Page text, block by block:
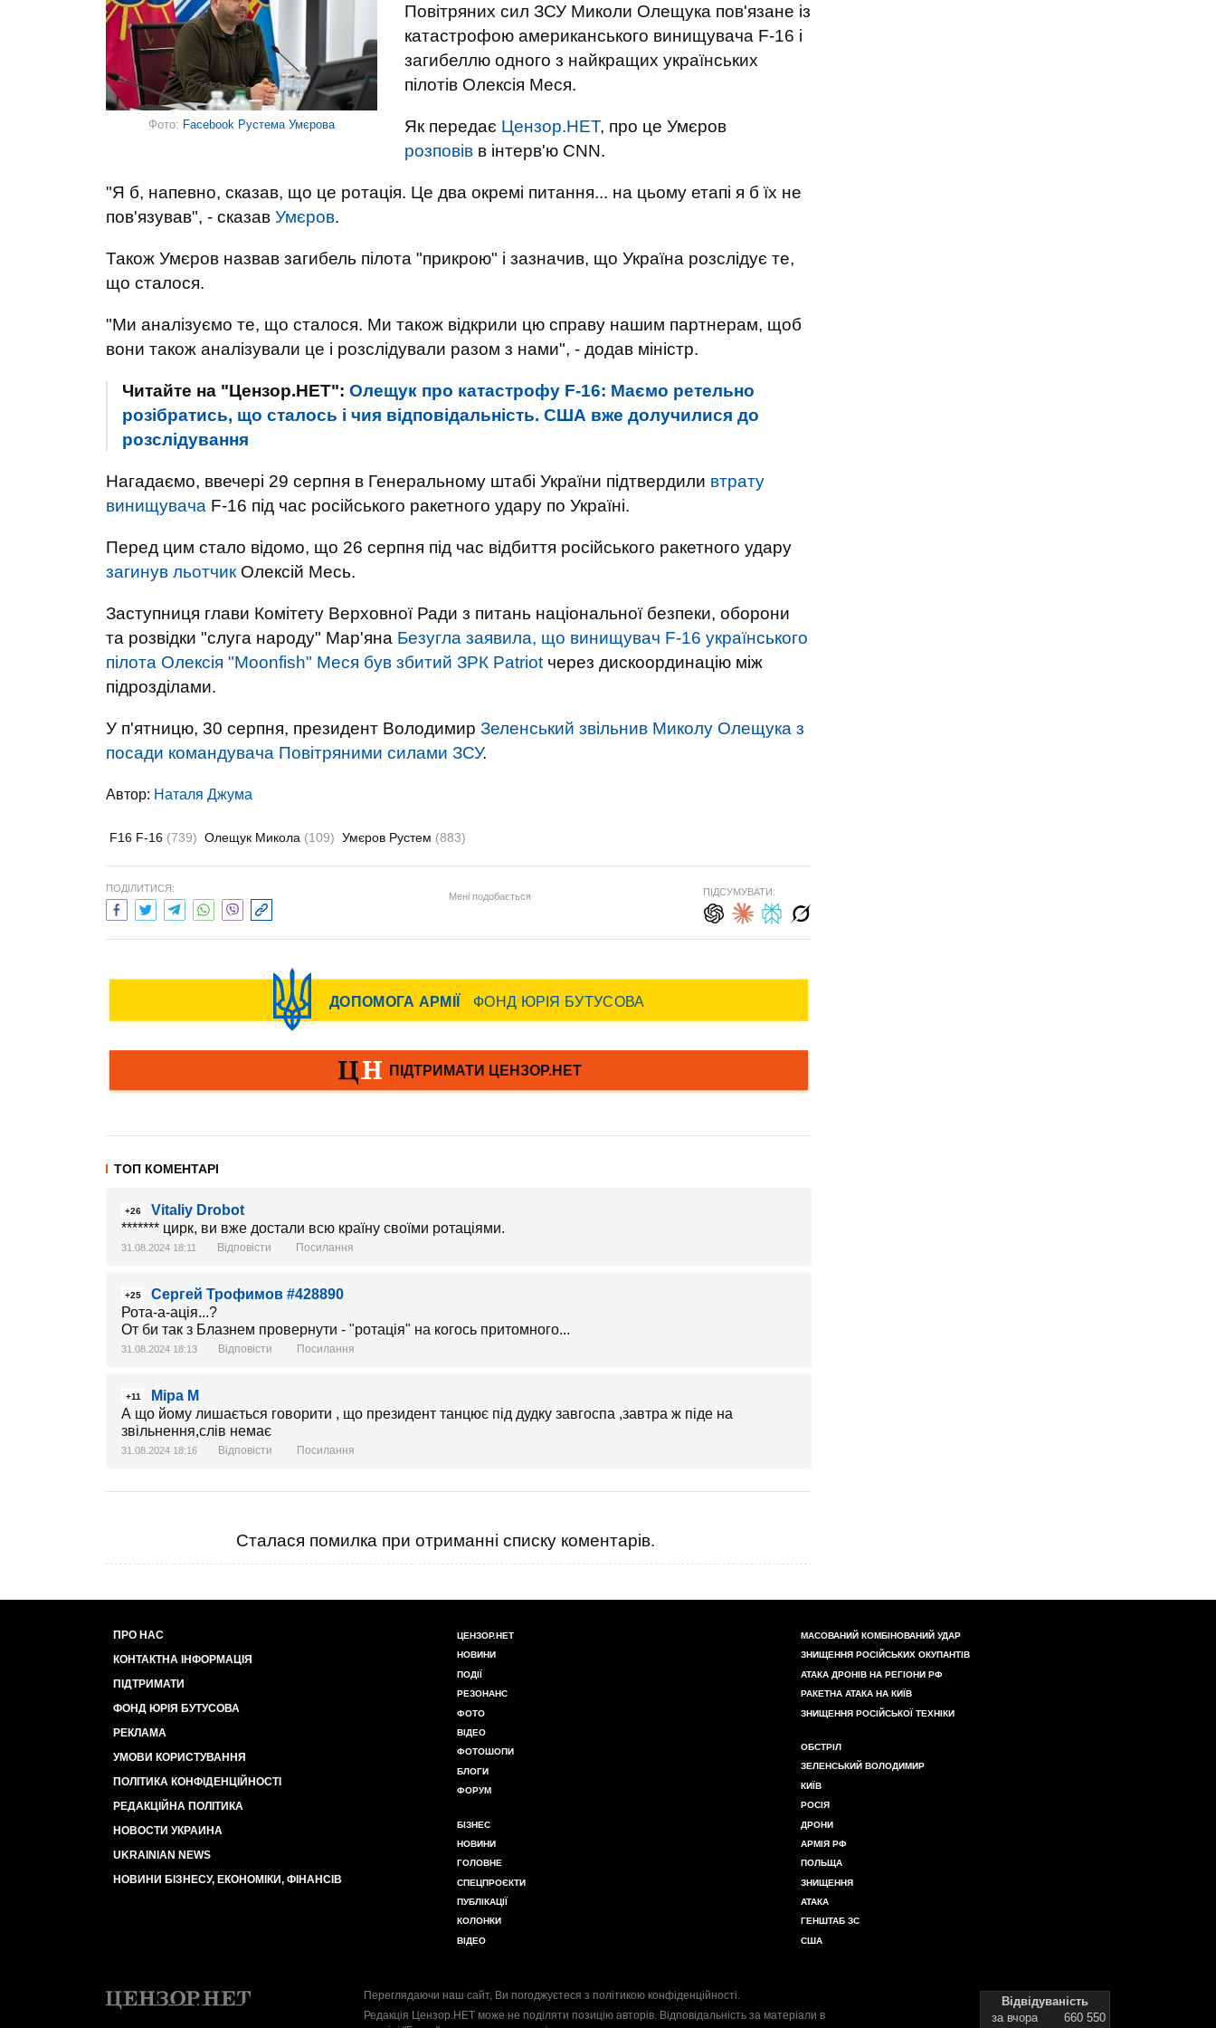
Фото: Facebook Рустема Умєрова
Повітряних сил ЗСУ Миколи Олещука пов'язане із
катастрофою американського винищувача F-16 і
загибеллю одного з найкращих українських
пілотів Олексія Меся.
Як передає Цензор.НЕТ, про це Умєров
розповів в інтерв'ю CNN.
"Я б, напевно, сказав, що це ротація. Це два окремі питання... на цьому етапі я б їх не
пов'язував", - сказав Умєров.
Також Умєров назвав загибель пілота "прикрою" і зазначив, що Україна розслідує те,
що сталося.
"Ми аналізуємо те, що сталося. Ми також відкрили цю справу нашим партнерам, щоб
вони також аналізували це і розслідували разом з нами", - додав міністр.
Читайте на "Цензор.НЕТ": Олещук про катастрофу F-16: Маємо ретельно
розібратись, що сталось і чия відповідальність. США вже долучилися до
розслідування
Нагадаємо, ввечері 29 серпня в Генеральному штабі України підтвердили втрату
винищувача F-16 під час російського ракетного удару по Україні.
Перед цим стало відомо, що 26 серпня під час відбиття російського ракетного удару
загинув льотчик Олексій Месь.
Заступниця глави Комітету Верховної Ради з питань національної безпеки, оборони
та розвідки "слуга народу" Мар'яна Безугла заявила, що винищувач F-16 українського
пілота Олексія "Moonfish" Меся був збитий ЗРК Patriot через дискоординацію між
підрозділами.
У п'ятницю, 30 серпня, президент Володимир Зеленський звільнив Миколу Олещука з
посади командувача Повітряними силами ЗСУ.
Автор: Наталя Джума
F16 F-16 (739) Олещук Микола (109) Умєров Рустем (883)
ПОДІЛИТИСЯ:
Мені подобається ПІДСУМУВАТИ:
ТОП КОМЕНТАРІ
+26
Vitaliy Drobot
******* цирк, ви вже достали всю країну своїми ротаціями.
31.08.2024 18:11 Відповісти Посилання
+25
Сергей Трофимов #428890
Рота-а-ація...?
От би так з Блазнем провернути - "ротація" на когось притомного...
31.08.2024 18:13 Відповісти Посилання
+11
Міра М
А що йому лишається говорити , що президент танцює під дудку завгоспа ,завтра ж піде на
звільнення,слів немає
31.08.2024 18:16 Відповісти Посилання
Сталася помилка при отриманні списку коментарів.
ПРО НАС
КОНТАКТНА ІНФОРМАЦІЯ
ПІДТРИМАТИ
ФОНД ЮРІЯ БУТУСОВА
РЕКЛАМА
УМОВИ КОРИСТУВАННЯ
ПОЛІТИКА КОНФІДЕНЦІЙНОСТІ
РЕДАКЦІЙНА ПОЛІТИКА
НОВОСТИ УКРАИНА
UKRAINIAN NEWS
НОВИНИ БІЗНЕСУ, ЕКОНОМІКИ, ФІНАНСІВ
ЦЕНЗОР.НЕТ
НОВИНИ
ПОДІЇ
РЕЗОНАНС
ФОТО
ВІДЕО
ФОТОШОПИ
БЛОГИ
ФОРУМ
БІЗНЕС
НОВИНИ
ГОЛОВНЕ
СПЕЦПРОЄКТИ
ПУБЛІКАЦІЇ
КОЛОНКИ
ВІДЕО
МАСОВАНИЙ КОМБІНОВАНИЙ УДАР
ЗНИЩЕННЯ РОСІЙСЬКИХ ОКУПАНТІВ
АТАКА ДРОНІВ НА РЕГІОНИ РФ
РАКЕТНА АТАКА НА КИЇВ
ЗНИЩЕННЯ РОСІЙСЬКОЇ ТЕХНІКИ
ОБСТРІЛ
ЗЕЛЕНСЬКИЙ ВОЛОДИМИР
КИЇВ
РОСІЯ
ДРОНИ
АРМІЯ РФ
ПОЛЬЩА
ЗНИЩЕННЯ
АТАКА
ГЕНШТАБ ЗС
США
Переглядаючи наш сайт, Ви погоджуєтеся з політикою конфіденційності.
Редакція Цензор.НЕТ може не поділяти позицію авторів. Відповідальність за матеріали в
Відвідуваність
за вчора
660 550